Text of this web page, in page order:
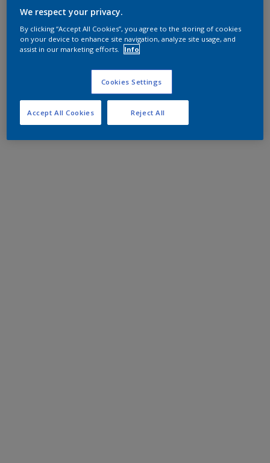
We respect your privacy.
By clicking “Accept All Cookies”, you agree to the storing of cookies
on your device to enhance site navigation, analyze site usage, and
assist in our marketing efforts.
Info
Cookies Settings
Reject All
Accept All Cookies